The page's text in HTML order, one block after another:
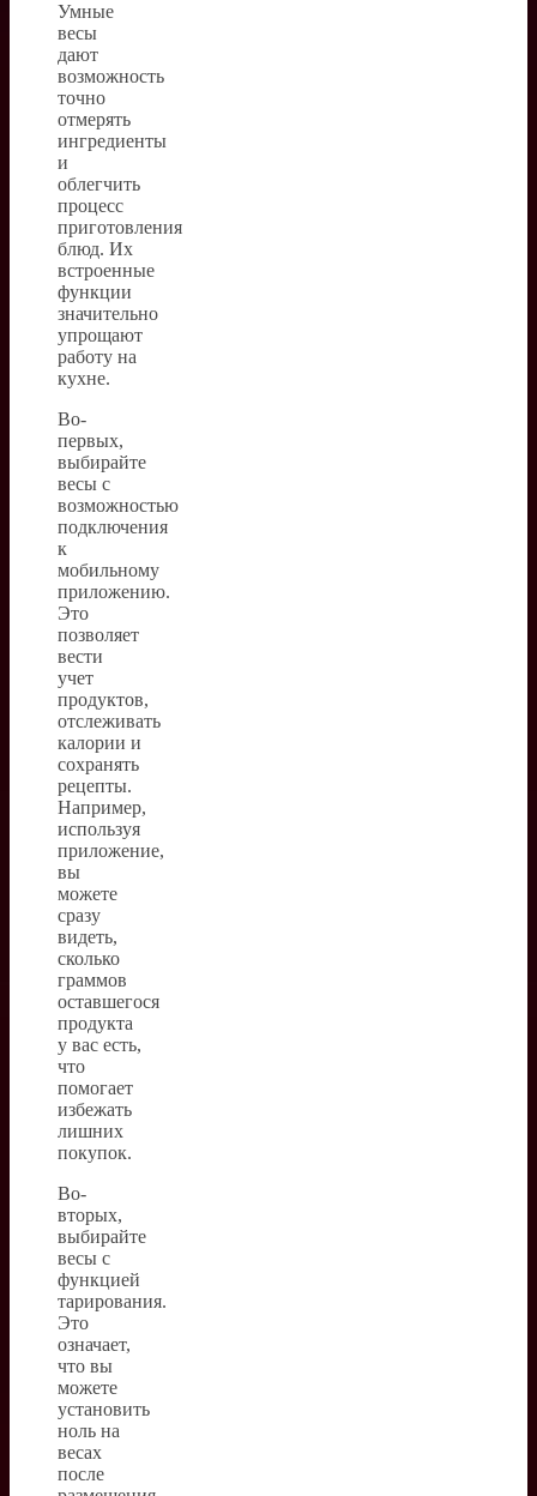
Умные
весы
дают
возможность
точно
отмерять
ингредиенты
и
облегчить
процесс
приготовления
блюд. Их
встроенные
функции
значительно
упрощают
работу на
кухне.
Во-
первых,
выбирайте
весы с
возможностью
подключения
к
мобильному
приложению.
Это
позволяет
вести
учет
продуктов,
отслеживать
калории и
сохранять
рецепты.
Например,
используя
приложение,
вы
можете
сразу
видеть,
сколько
граммов
оставшегося
продукта
у вас есть,
что
помогает
избежать
лишних
покупок.
Во-
вторых,
выбирайте
весы с
функцией
тарирования.
Это
означает,
что вы
можете
установить
ноль на
весах
после